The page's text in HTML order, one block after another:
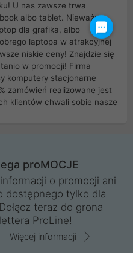
U nas zawsze trwa
albo tablet. Nieważne
dla grafika, albo
laptopa w atrakcyjnej
niskie ceny! Znajdzie się
w promocji! Firma
komputery stacjonarne
zamówień realizowane jest
klientów chwali sobie nasze
Gliwice, Kalisz, Bytom,
obsługa!
kapitałem. Działamy
kraju! Posiadamy siedzibę
terenie kraju. Cała
ProLine jest
proMOCJE
o promocji ani
dostępnego tylko dla
teraz do grona
ProLine!
Więcej informacji